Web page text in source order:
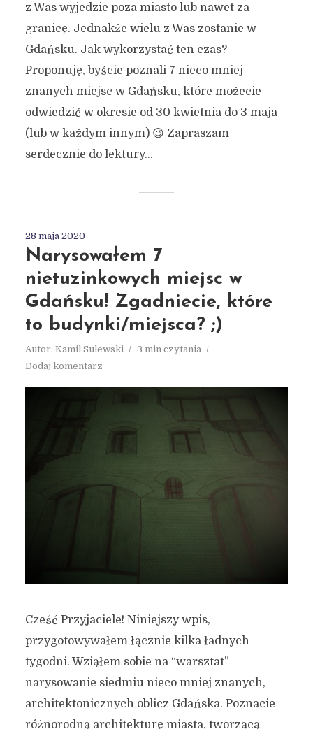
z Was wyjedzie poza miasto lub nawet za
granicę. Jednakże wielu z Was zostanie w
Gdańsku. Jak wykorzystać ten czas?
Proponuję, byście poznali 7 nieco mniej
znanych miejsc w Gdańsku, które możecie
odwiedzić w okresie od 30 kwietnia do 3 maja
(lub w każdym innym) 😉 Zapraszam
serdecznie do lektury...
28 maja 2020
Narysowałem 7
nietuzinkowych miejsc w
Gdańsku! Zgadniecie, które
to budynki/miejsca? ;)
Autor: Kamil Sulewski
3 min czytania
Dodaj komentarz
Cześć Przyjaciele! Niniejszy wpis,
przygotowywałem łącznie kilka ładnych
tygodni. Wziąłem sobie na “warsztat”
narysowanie siedmiu nieco mniej znanych,
architektonicznych oblicz Gdańska. Poznacie
różnorodną architekturę miasta, tworzącą